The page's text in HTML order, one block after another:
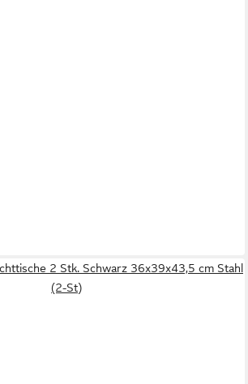
2 Stk. Schwarz 36x39x43,5 cm Stahl
(2-St)